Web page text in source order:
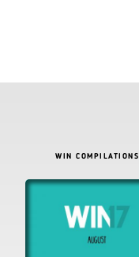
WIN COMPILATIONS